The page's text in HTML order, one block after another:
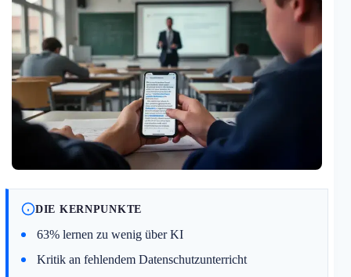
DIE KERNPUNKTE
63% lernen zu wenig über KI
Kritik an fehlendem Datenschutzunterricht